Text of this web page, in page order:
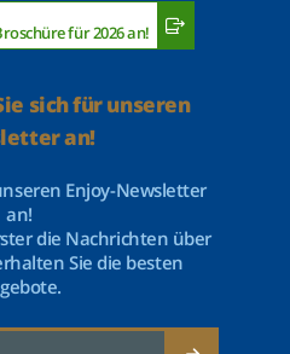
für 2026 an!
sich für unseren
an!
Enjoy-Newsletter
an!
die Nachrichten über
Sie die besten